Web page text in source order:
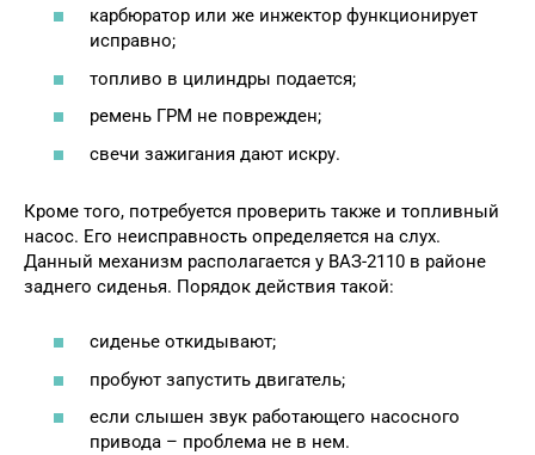
карбюратор или же инжектор функционирует
исправно;
топливо в цилиндры подается;
ремень ГРМ не поврежден;
свечи зажигания дают искру.
Кроме того, потребуется проверить также и топливный
насос. Его неисправность определяется на слух.
Данный механизм располагается у ВАЗ-2110 в районе
заднего сиденья. Порядок действия такой:
сиденье откидывают;
пробуют запустить двигатель;
если слышен звук работающего насосного
привода – проблема не в нем.